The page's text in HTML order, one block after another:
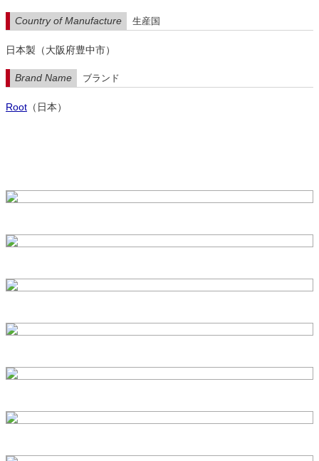
Country of Manufacture 生産国
日本製（大阪府豊中市）
Brand Name ブランド
Root （日本）